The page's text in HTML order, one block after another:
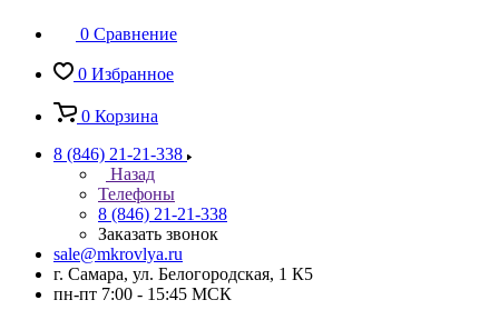
0 Сравнение
0 Избранное
0 Корзина
8 (846) 21-21-338
Назад
Телефоны
8 (846) 21-21-338
Заказать звонок
sale@mkrovlya.ru
г. Самара, ул. Белогородская, 1 К5
пн-пт 7:00 - 15:45 МСК